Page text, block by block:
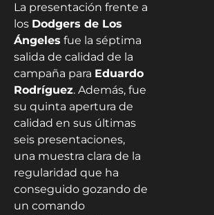
La presentación frente a
los Dodgers de Los
Ángeles fue la séptima
salida de calidad de la
campaña para Eduardo
Rodríguez. Además, fue
su quinta apertura de
calidad en sus últimas
seis presentaciones,
una muestra clara de la
regularidad que ha
conseguido gozando de
un comando